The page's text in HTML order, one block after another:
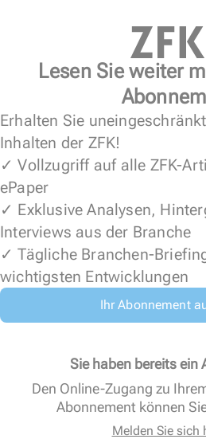
Lesen Sie weiter
Erhalten Sie
Inhalten der ZFK!
✓ Vollzugriff auf alle ZFK-
ePaper
✓ Exklusive Analysen,
Interviews aus der Branche
✓ Tägliche Branchen-
wichtigsten Entwicklungen
Ihr Abonnement
Sie haben bereits ein
Den Online-Zugang zu
Abonnement können
Melden Sie sich